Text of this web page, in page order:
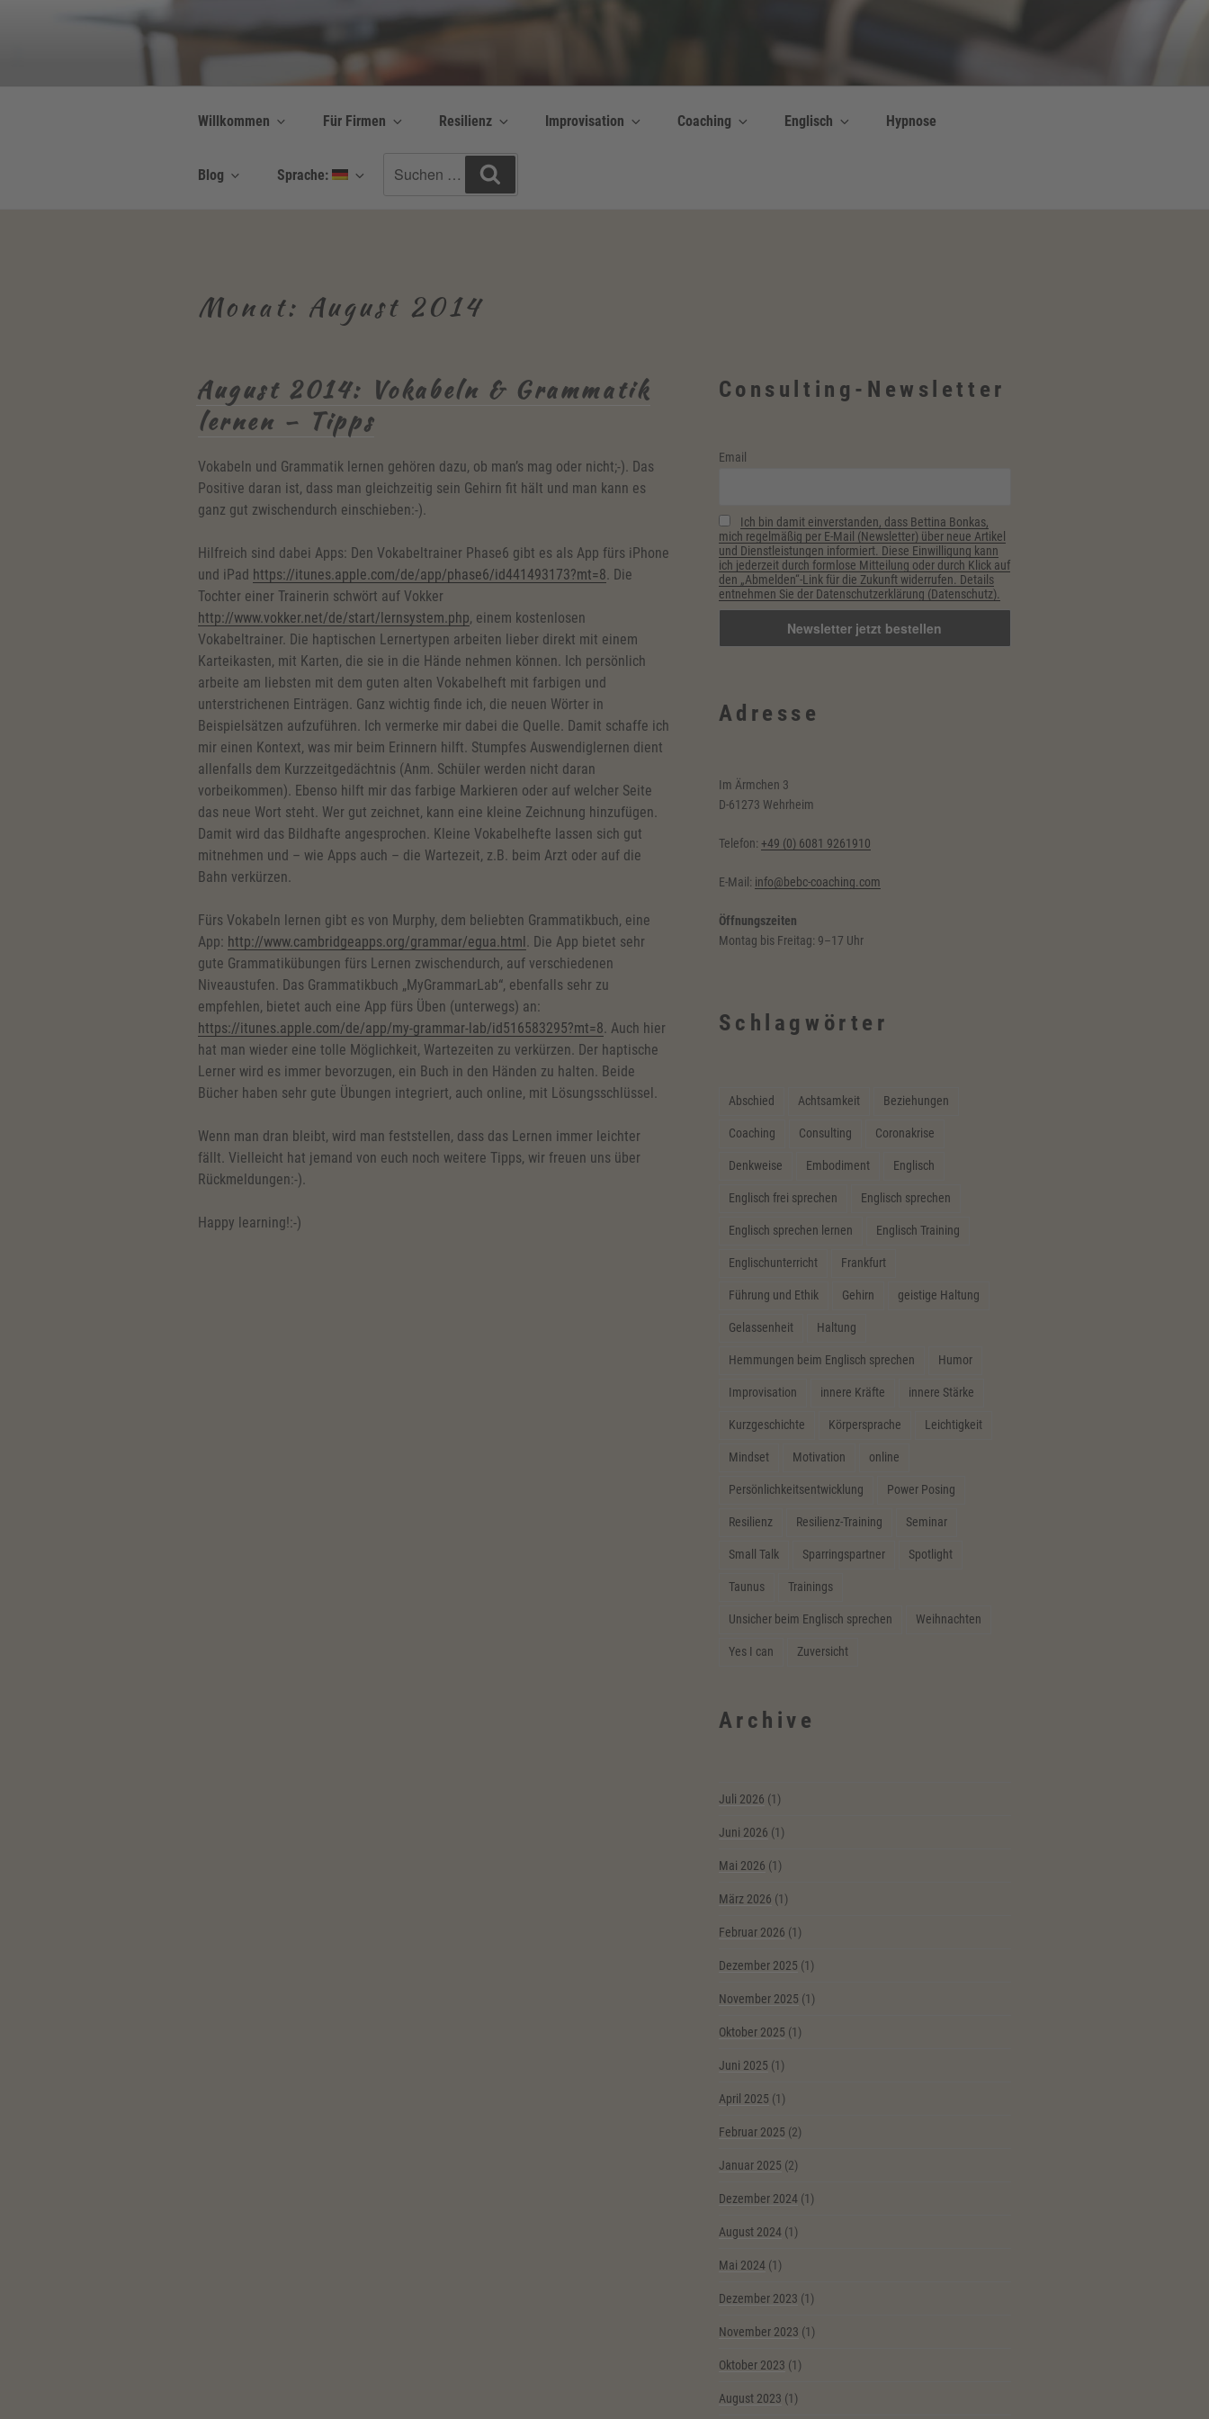
Be Connected by Bettina Bonkas GmbH
Resilienz | Coaching | Englisch + Improvisation
Willkommen Für Firmen Resilienz Improvisation Coaching Englisch Hypnose
Blog Sprache:
nach:
Monat: August 2014
August 2014: Vokabeln & Grammatik
lernen – Tipps
Vokabeln und Grammatik lernen gehören dazu, ob man’s mag oder nicht;-). Das
Positive daran ist, dass man gleichzeitig sein Gehirn fit hält und man kann es
ganz gut zwischendurch einschieben:-).
Hilfreich sind dabei Apps: Den Vokabeltrainer Phase6 gibt es als App fürs iPhone
und iPad https://itunes.apple.com/de/app/phase6/id441493173?mt=8. Die
Tochter einer Trainerin schwört auf Vokker
http://www.vokker.net/de/start/lernsystem.php, einem kostenlosen
Vokabeltrainer. Die haptischen Lernertypen arbeiten lieber direkt mit einem
Karteikasten, mit Karten, die sie in die Hände nehmen können. Ich persönlich
arbeite am liebsten mit dem guten alten Vokabelheft mit farbigen und
unterstrichenen Einträgen. Ganz wichtig finde ich, die neuen Wörter in
Beispielsätzen aufzuführen. Ich vermerke mir dabei die Quelle. Damit schaffe ich
mir einen Kontext, was mir beim Erinnern hilft. Stumpfes Auswendiglernen dient
allenfalls dem Kurzzeitgedächtnis (Anm. Schüler werden nicht daran
vorbeikommen). Ebenso hilft mir das farbige Markieren oder auf welcher Seite
das neue Wort steht. Wer gut zeichnet, kann eine kleine Zeichnung hinzufügen.
Damit wird das Bildhafte angesprochen. Kleine Vokabelhefte lassen sich gut
mitnehmen und – wie Apps auch – die Wartezeit, z.B. beim Arzt oder auf die
Bahn verkürzen.
Fürs Vokabeln lernen gibt es von Murphy, dem beliebten Grammatikbuch, eine
App: http://www.cambridgeapps.org/grammar/egua.html . Die App bietet sehr
gute Grammatikübungen fürs Lernen zwischendurch, auf verschiedenen
Niveaustufen. Das Grammatikbuch „MyGrammarLab“, ebenfalls sehr zu
empfehlen, bietet auch eine App fürs Üben (unterwegs) an:
https://itunes.apple.com/de/app/my-grammar-lab/id516583295?mt=8. Auch hier
hat man wieder eine tolle Möglichkeit, Wartezeiten zu verkürzen. Der haptische
Lerner wird es immer bevorzugen, ein Buch in den Händen zu halten. Beide
Bücher haben sehr gute Übungen integriert, auch online, mit Lösungsschlüssel.
Wenn man dran bleibt, wird man feststellen, dass das Lernen immer leichter
fällt. Vielleicht hat jemand von euch noch weitere Tipps, wir freuen uns über
Rückmeldungen:-).
Happy learning!:-)
Consulting-Newsletter
Email
Ich bin damit einverstanden, dass Bettina Bonkas,
mich regelmäßig per E-Mail (Newsletter) über neue Artikel
und Dienstleistungen informiert. Diese Einwilligung kann
ich jederzeit durch formlose Mitteilung oder durch Klick auf
den „Abmelden“-Link für die Zukunft widerrufen. Details
entnehmen Sie der Datenschutzerklärung (Datenschutz).
Adresse
Im Ärmchen 3
D-61273 Wehrheim
Telefon: +49 (0) 6081 9261910
E-Mail: info@bebc-coaching.com
Öffnungszeiten
Montag bis Freitag: 9–17 Uhr
Schlagwörter
Abschied Achtsamkeit Beziehungen
Coaching Consulting Coronakrise
Denkweise Embodiment Englisch
Englisch frei sprechen Englisch sprechen
Englisch sprechen lernen Englisch Training
Englischunterricht Frankfurt
Führung und Ethik Gehirn geistige Haltung
Gelassenheit Haltung
Hemmungen beim Englisch sprechen Humor
Improvisation innere Kräfte innere Stärke
Kurzgeschichte Körpersprache Leichtigkeit
Mindset Motivation online
Persönlichkeitsentwicklung Power Posing
Resilienz Resilienz-Training Seminar
Small Talk Sparringspartner Spotlight
Taunus Trainings
Unsicher beim Englisch sprechen Weihnachten
Yes I can Zuversicht
Archive
Juli 2026 (1)
Juni 2026 (1)
Mai 2026 (1)
März 2026 (1)
Februar 2026 (1)
Dezember 2025 (1)
November 2025 (1)
Oktober 2025 (1)
Juni 2025 (1)
April 2025 (1)
Februar 2025 (2)
Januar 2025 (2)
Dezember 2024(1)
August 2024(1)
Mai 2024(1)
Dezember 2023 (1)
November 2023 (1)
Oktober 2023 (1)
August 2023 (1)